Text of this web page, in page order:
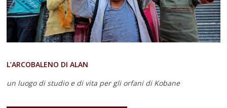
L’ARCOBALENO DI ALAN
un luogo di studio e di vita per gli orfani di Kobane